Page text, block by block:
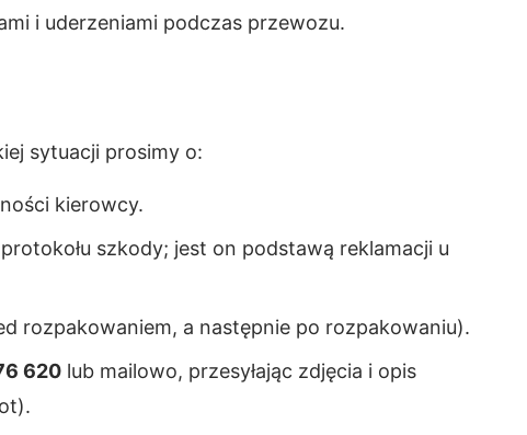
i uderzeniami podczas przewozu.
sytuacji prosimy o:
kierowcy.
szkody; jest on podstawą reklamacji u
rozpakowaniem, a następnie po rozpakowaniu).
620 lub mailowo, przesyłając zdjęcia i opis